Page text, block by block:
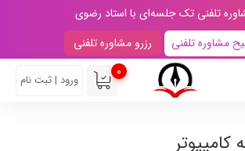
تلفنی تک جلسه‌ای با استاد رضوی
مشاوره تلفنی
رزرو مشاوره تلفنی
0
ورود | ثبت نام